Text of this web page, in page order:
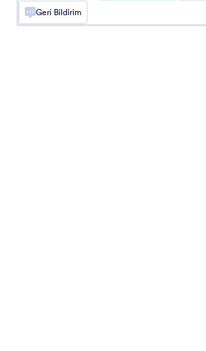
Geri BildirimZiggeo Video Kaydedici
Ziggeo ile kullanıcıların